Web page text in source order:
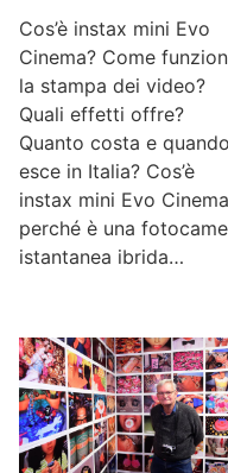
Cos’è instax mini Evo
Cinema? Come
la stampa dei video?
Quali effetti offre?
Quanto costa e quando
esce in Italia? Cos’è
instax mini Evo
perché è una
istantanea ibrida…